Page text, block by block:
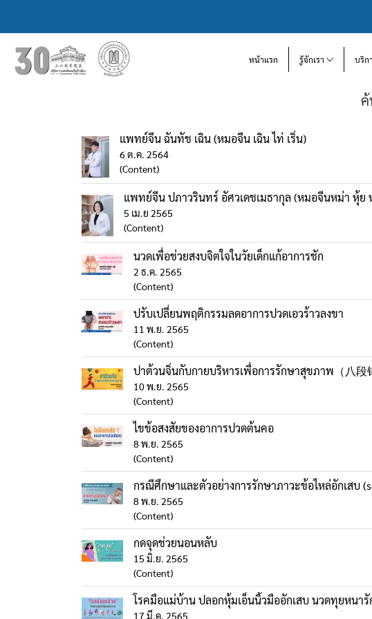
หน้าแรก รู้จักเรา บริก
ค้
แพทย์จีน ฉันทัช เฉิน (หมอจีน เฉิน ไท่ เริ่น)
6 ต.ค. 2564
(Content)
แพทย์จีน ปภาวรินทร์ อัศวเดชเมธากุล (หมอจีนหม่า หุ้ย
5 เม.ย 2565
(Content)
นวดเพื่อช่วยสงบจิตใจในวัยเด็กแก้อาการชัก
2 ธ.ค. 2565
(Content)
ปรับเปลี่ยนพฤติกรรมลดอาการปวดเอวร้าวลงขา
11 พ.ย. 2565
(Content)
ปาต้วนจิ่นกับกายบริหารเพื่อการรักษาสุขภาพ（八段
10 พ.ย. 2565
(Content)
ไขข้อสงสัยของอาการปวดต้นคอ
8 พ.ย. 2565
(Content)
กรณีศึกษาและตัวอย่างการรักษาภาวะข้อไหล่อักเสบ
8 พ.ย. 2565
(Content)
กดจุดช่วยนอนหลับ
15 มิ.ย. 2565
(Content)
โรคมือแม่บ้าน ปลอกหุ้มเอ็นนิ้วมืออักเสบ นวดทุยหนารั
17 มี.ค. 2565